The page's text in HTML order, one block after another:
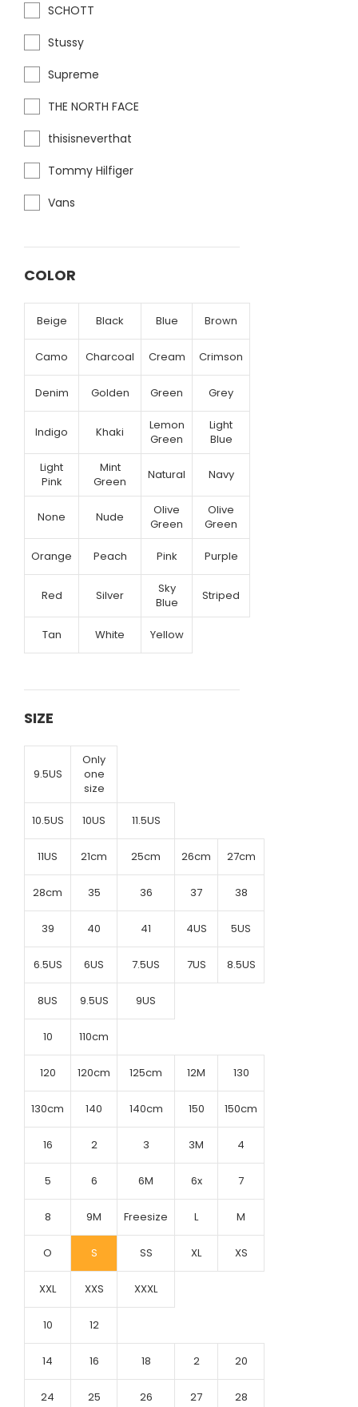
SCHOTT
Stussy
Supreme
THE NORTH FACE
thisisneverthat
Tommy Hilfiger
Vans
COLOR
Beige Black Blue Brown
Camo Charcoal Cream Crimson
Denim Golden Green Grey
Indigo Khaki
Lemon
Green
Light
Blue
Light
Pink
Mint
Green
Natural Navy
None Nude
Olive
Green
Olive
Green
Orange Peach Pink Purple
Red Silver
Sky
Blue
Striped
Tan White Yellow
SIZE
9.5US
Only
one
size
10.5US 10US 11.5US
11US 21cm 25cm 26cm 27cm
28cm 35 36 37 38
39 40 41 4US 5US
6.5US 6US 7.5US 7US 8.5US
8US 9.5US 9US
10 110cm
120 120cm 125cm 12M 130
130cm 140 140cm 150 150cm
16 2 3 3M 4
5 6 6M 6x 7
8 9M Freesize L M
O S SS XL XS
XXL XXS XXXL
10 12
14 16 18 2 20
24 25 26 27 28